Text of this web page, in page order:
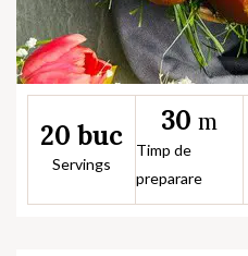
20 buc
Servings
30 m
Timp de
preparare